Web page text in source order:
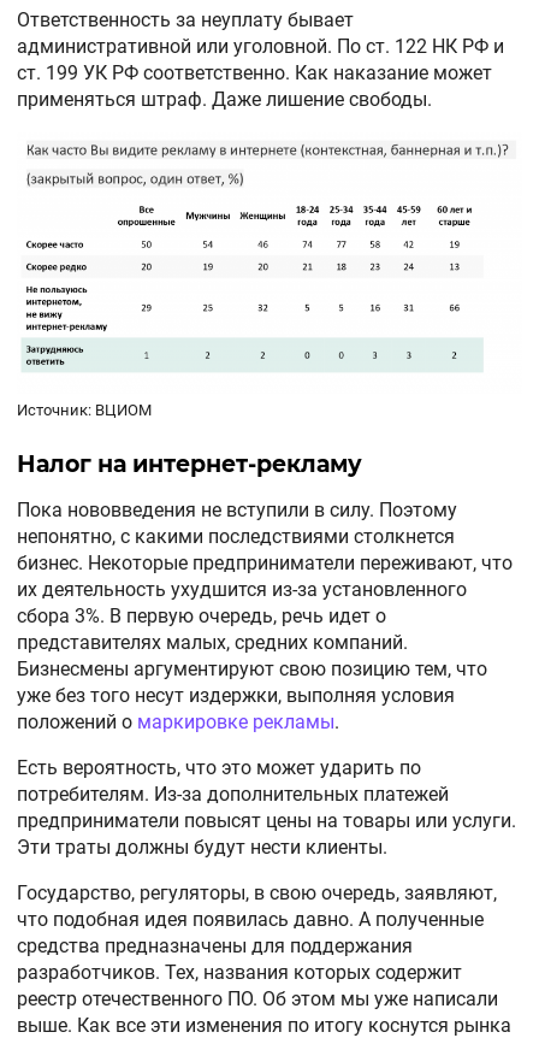
Ответственность за неуплату бывает
административной или уголовной. По ст. 122 НК РФ и
ст. 199 УК РФ соответственно. Как наказание может
применяться штраф. Даже лишение свободы.
Источник: ВЦИОМ
Налог на интернет-рекламу
Пока нововведения не вступили в силу. Поэтому
непонятно, с какими последствиями столкнется
бизнес. Некоторые предприниматели переживают, что
их деятельность ухудшится из-за установленного
сбора 3%. В первую очередь, речь идет о
представителях малых, средних компаний.
Бизнесмены аргументируют свою позицию тем, что
уже без того несут издержки, выполняя условия
положений о маркировке рекламы.
Есть вероятность, что это может ударить по
потребителям. Из-за дополнительных платежей
предприниматели повысят цены на товары или услуги.
Эти траты должны будут нести клиенты.
Государство, регуляторы, в свою очередь, заявляют,
что подобная идея появилась давно. А полученные
средства предназначены для поддержания
разработчиков. Тех, названия которых содержит
реестр отечественного ПО. Об этом мы уже написали
выше. Как все эти изменения по итогу коснутся рынка